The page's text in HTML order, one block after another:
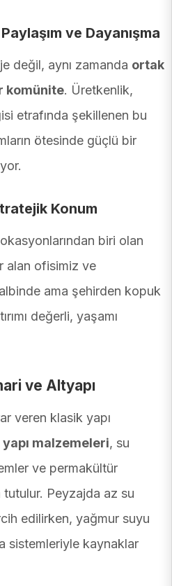
ve Dayanışma
değil, aynı zamanda ortak
komünite. Üretkenlik,
etrafında şekillenen bu
ötesinde güçlü bir
Konum
biri olan
alan ofisimiz ve
ama şehirden kopuk
değerli, yaşamı
ve Altyapı
veren klasik yapı
malzemeleri, su
ve permakültür
tutulur. Peyzajda az su
edilirken, yağmur suyu
sistemleriyle kaynaklar